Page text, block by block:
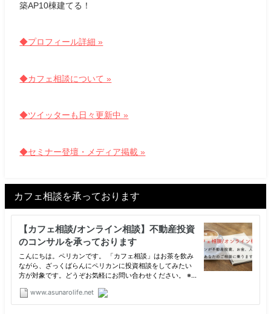
築AP10棟建てる！
◆プロフィール詳細 »
◆カフェ相談について »
◆ツイッターも日々更新中 »
◆セミナー登壇・メディア掲載 »
カフェ相談を承っております